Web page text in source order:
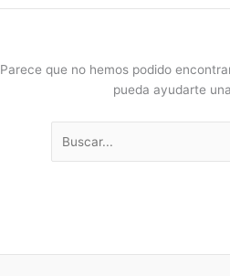
Parece que no hemos podido
pueda ayudarte